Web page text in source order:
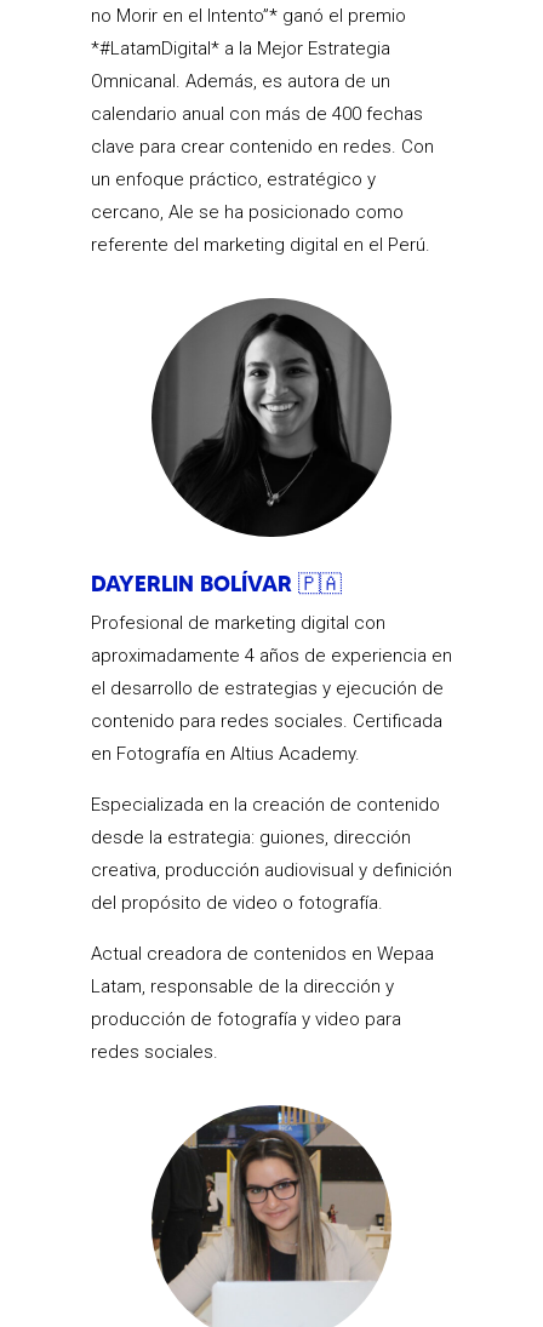
no Morir en el Intento”* ganó el premio
*#LatamDigital* a la Mejor Estrategia
Omnicanal. Además, es autora de un
calendario anual con más de 400 fechas
clave para crear contenido en redes. Con
un enfoque práctico, estratégico y
cercano, Ale se ha posicionado como
referente del marketing digital en el Perú.
DAYERLIN BOLÍVAR 🇵🇦
Profesional de marketing digital con
aproximadamente 4 años de experiencia en
el desarrollo de estrategias y ejecución de
contenido para redes sociales. Certificada
en Fotografía en Altius Academy.
Especializada en la creación de contenido
desde la estrategia: guiones, dirección
creativa, producción audiovisual y definición
del propósito de video o fotografía.
Actual creadora de contenidos en Wepaa
Latam, responsable de la dirección y
producción de fotografía y video para
redes sociales.